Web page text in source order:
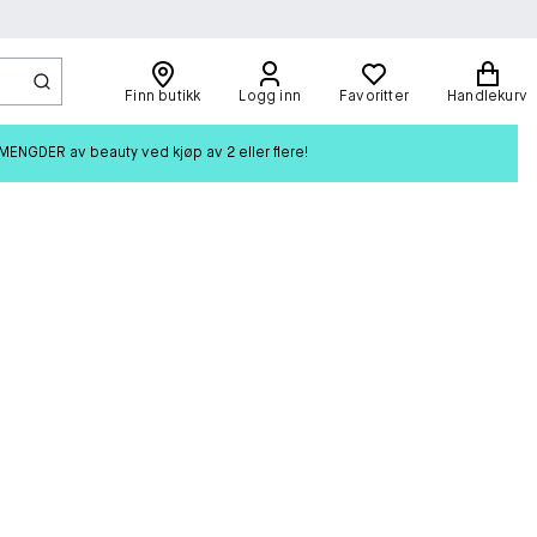
Finn butikk Logg inn Favoritter Handlekurv
av beauty ved kjøp av 2 eller flere!